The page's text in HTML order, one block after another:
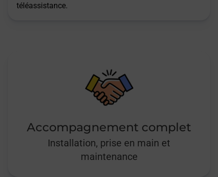
téléassistance.
Accompagnement complet
Installation, prise en main et
maintenance